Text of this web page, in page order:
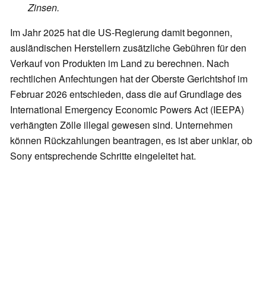
Zinsen.
Im Jahr 2025 hat die US-Regierung damit begonnen,
ausländischen Herstellern zusätzliche Gebühren für den
Verkauf von Produkten im Land zu berechnen. Nach
rechtlichen Anfechtungen hat der Oberste Gerichtshof im
Februar 2026 entschieden, dass die auf Grundlage des
International Emergency Economic Powers Act (IEEPA)
verhängten Zölle illegal gewesen sind. Unternehmen
können Rückzahlungen beantragen, es ist aber unklar, ob
Sony entsprechende Schritte eingeleitet hat.